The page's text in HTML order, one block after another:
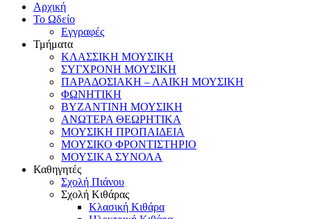
Αρχική
Το Ωδείο
Εγγραφές
Τμήματα
ΚΛΑΣΣΙΚΗ ΜΟΥΣΙΚΗ
ΣΥΓΧΡΟΝΗ ΜΟΥΣΙΚΗ
ΠΑΡΑΔΟΣΙΑΚΗ – ΛΑΙΚΗ ΜΟΥΣΙΚΗ
ΦΩΝΗΤΙΚΗ
ΒΥΖΑΝΤΙΝΗ ΜΟΥΣΙΚΗ
ΑΝΩΤΕΡΑ ΘΕΩΡΗΤΙΚΑ
ΜΟΥΣΙΚΗ ΠΡΟΠΑΙΔΕΙΑ
ΜΟΥΣΙΚΟ ΦΡΟΝΤΙΣΤΗΡΙΟ
ΜΟΥΣΙΚΑ ΣΥΝΟΛΑ
Καθηγητές
Σχολή Πιάνου
Σχολή Κιθάρας
Κλασική Κιθάρα